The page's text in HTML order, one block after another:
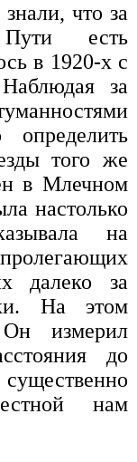
что за
есть
в 1920-х с
за
того же
в Млечном
настолько
на
далеко за
На этом
измерил
до
нам